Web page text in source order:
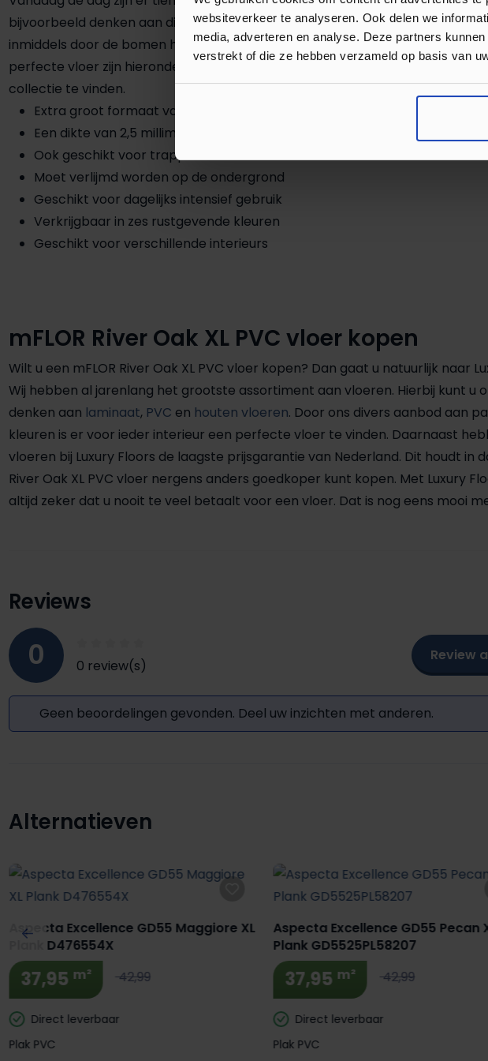
websiteverkeer te analyseren. Ook delen we
media, adverteren en analyse. Deze partners
verstrekt of die ze hebben verzameld op basis van
bijvoorbeeld denken aan diverse merken, patronen en kleuren. Het is dus
inmiddels door de bomen het bos niet meer ziet. Om u te helpen bij het
perfecte vloer zijn hieronder alle voordelen van de landelijke mFLOR Authentic
collectie te vinden.
Extra groot formaat van 150 x 23 centimeter
Een dikte van 2,5 millimeter
Ook geschikt voor trappen en wanden
Moet verlijmd worden op de ondergrond
Geschikt voor dagelijks intensief gebruik
Verkrijgbaar in zes rustgevende kleuren
Geschikt voor verschillende interieurs
mFLOR River Oak XL PVC vloer kopen
Wilt u een mFLOR River Oak XL PVC vloer kopen? Dan gaat u natuurlijk naar
Wij hebben al jarenlang het grootste assortiment aan vloeren. Hierbij kunt u
denken aan laminaat, PVC en houten vloeren. Door ons divers aanbod aan
kleuren is er voor ieder interieur een perfecte vloer te vinden. Daarnaast
vloeren bij Luxury Floors de laagste prijsgarantie van Nederland. Dit houdt in
River Oak XL PVC vloer nergens anders goedkoper kunt kopen. Met Luxury
altijd zeker dat u nooit te veel betaalt voor een vloer. Dat is nog eens mooi
Reviews
0 0 review(s)
Review
Geen beoordelingen gevonden. Deel uw inzichten met anderen.
Productgalerij overslaan
Alternatieven
Aspecta Excellence GD55 Maggiore XL
Plank D476554X
37,95 m² 42,99
Direct leverbaar
Plak PVC
Aspecta Excellence GD55 Pecan
Plank GD5525PL58207
37,95 m² 42,99
Direct leverbaar
Plak PVC